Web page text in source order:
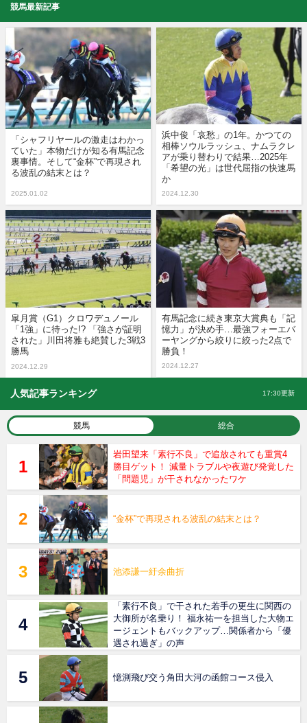
競馬最新記事
「シャフリヤールの激走はわかっ
ていた」本物だけが知る有馬記念
裏事情。そして“金杯”で再現され
る波乱の結末とは？
2025.01.02
浜中俊「哀愁」の1年。かつての
相棒ソウルラッシュ、ナムラクレ
アが乗り替わりで結果…2025年
「希望の光」は世代屈指の快速馬
か
2024.12.30
皐月賞（G1）クロワデュノール
「1強」に待った!? 「強さが証明
された」川田将雅も絶賛した3戦3
勝馬
2024.12.29
有馬記念に続き東京大賞典も「記
憶力」が決め手…最強フォーエバ
ーヤングから絞りに絞った2点で
勝負！
2024.12.27
人気記事ランキング 17:30更新
競馬 総合
岩田望来「素行不良」で追放されても重賞4
勝目ゲット！ 減量トラブルや夜遊び発覚した
「問題児」が干されなかったワケ
“金杯”で再現される波乱の結末とは？
池添謙一紆余曲折
「素行不良」で干された若手の更生に関西の
大御所が名乗り！ 福永祐一を担当した大物エ
ージェントもバックアップ…関係者から「優
遇され過ぎ」の声
憶測飛び交う角田大河の函館コース侵入